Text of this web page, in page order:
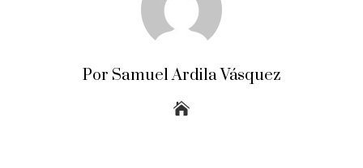
Por Samuel Ardila Vásquez